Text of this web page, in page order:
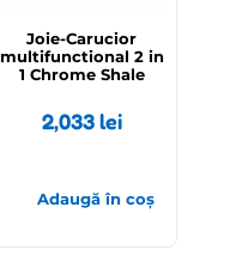
Joie-Carucior
multifunctional 2 in
1 Chrome Shale
2,033lei
Adaugă în coș